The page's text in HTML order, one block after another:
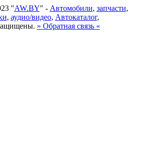
"AW.BY" - Автомобили, запчасти,
, аудио/видео, Автокаталог,
» Обратная связь «